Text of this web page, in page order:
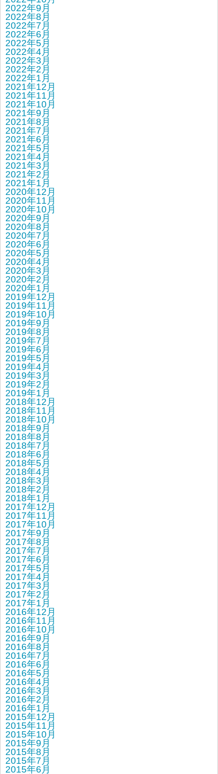
2022年9月
2022年8月
2022年7月
2022年6月
2022年5月
2022年4月
2022年3月
2022年2月
2022年1月
2021年12月
2021年11月
2021年10月
2021年9月
2021年8月
2021年7月
2021年6月
2021年5月
2021年4月
2021年3月
2021年2月
2021年1月
2020年12月
2020年11月
2020年10月
2020年9月
2020年8月
2020年7月
2020年6月
2020年5月
2020年4月
2020年3月
2020年2月
2020年1月
2019年12月
2019年11月
2019年10月
2019年9月
2019年8月
2019年7月
2019年6月
2019年5月
2019年4月
2019年3月
2019年2月
2019年1月
2018年12月
2018年11月
2018年10月
2018年9月
2018年8月
2018年7月
2018年6月
2018年5月
2018年4月
2018年3月
2018年2月
2018年1月
2017年12月
2017年11月
2017年10月
2017年9月
2017年8月
2017年7月
2017年6月
2017年5月
2017年4月
2017年3月
2017年2月
2017年1月
2016年12月
2016年11月
2016年10月
2016年9月
2016年8月
2016年7月
2016年6月
2016年5月
2016年4月
2016年3月
2016年2月
2016年1月
2015年12月
2015年11月
2015年10月
2015年9月
2015年8月
2015年7月
2015年6月